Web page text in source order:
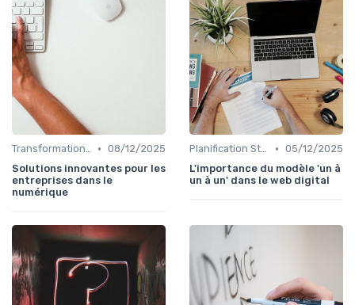
Transformation Numérique • 08/12/2025
Solutions innovantes pour les
entreprises dans le
numérique
Planification Stratégique Digitale • 05/12/2025
L'importance du modèle 'un à
un à un' dans le web digital